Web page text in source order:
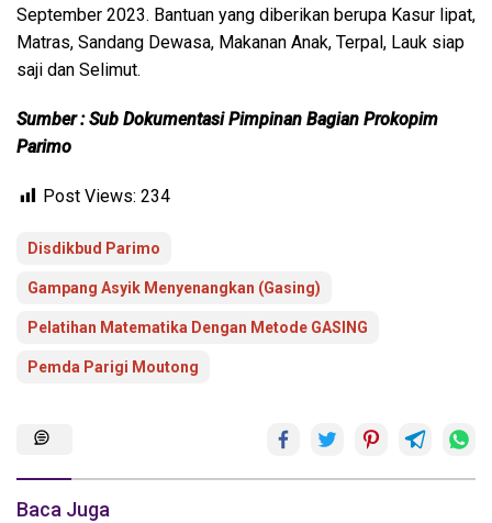
September 2023. Bantuan yang diberikan berupa Kasur lipat,
Matras, Sandang Dewasa, Makanan Anak, Terpal, Lauk siap
saji dan Selimut.
Sumber : Sub DokumentasiPimpinan Bagian Prokopim
Parimo
Post Views: 234
Disdikbud Parimo
Gampang Asyik Menyenangkan (Gasing)
Pelatihan Matematika Dengan Metode GASING
Pemda Parigi Moutong
Baca Juga